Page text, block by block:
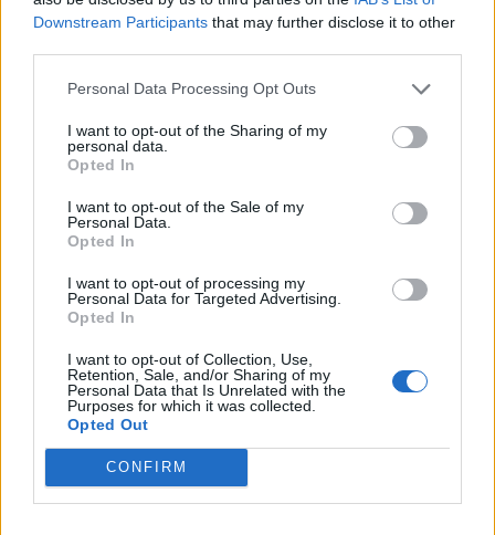
Downstream Participants that may further disclose it to other
Personal Data Processing Opt Outs
I want to opt-out of the Sharing of my
personal data.
Opted In
I want to opt-out of the Sale of my
Personal Data.
Opted In
I want to opt-out of processing my
Personal Data for Targeted Advertising.
Opted In
I want to opt-out of Collection, Use,
Retention, Sale, and/or Sharing of my
Personal Data that Is Unrelated with the
Purposes for which it was collected.
Opted Out
CONFIRM
ΡΟΗ ΕΙΔΗΣΕΩΝ
07 Αυγούστου 2026 20:01
Καύσωνας: Οι κίνδυνοι για όσους κάνουν θεραπεία
ΕΙΔΗΣΕΙΣ 07 Αυγούστου 2026 19:33
ΙΣΑ: «Καμπανάκι» για τον ιό του Δυτικού Νείλου στην
Αττική – Τι ζητά από τις Αρχές